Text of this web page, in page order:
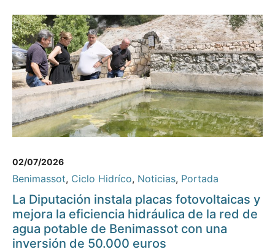
02/07/2026
Benimassot, Ciclo Hidríco, Noticias, Portada
La Diputación instala placas fotovoltaicas y
mejora la eficiencia hidráulica de la red de
agua potable de Benimassot con una
inversión de 50.000 euros